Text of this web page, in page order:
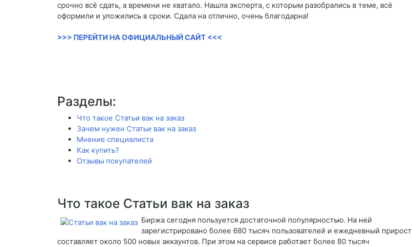
срочно всё сдать, а времени не хватало. Нашла эксперта, с которым разобрались в теме, всё
оформили и уложились в сроки. Сдала на отлично, очень благодарна!
>>> ПЕРЕЙТИ НА ОФИЦИАЛЬНЫЙ САЙТ <<<
Разделы:
Что такое Статьи вак на заказ
Зачем нужен Статьи вак на заказ
Мнение специалиста
Как купить?
Отзывы покупателей
Что такое Статьи вак на заказ
Биржа сегодня пользуется достаточной популярностью. На ней
зарегистрировано более 680 тысяч пользователей и ежедневный прирост
составляет около 500 новых аккаунтов. При этом на сервисе работает более 80 тысяч